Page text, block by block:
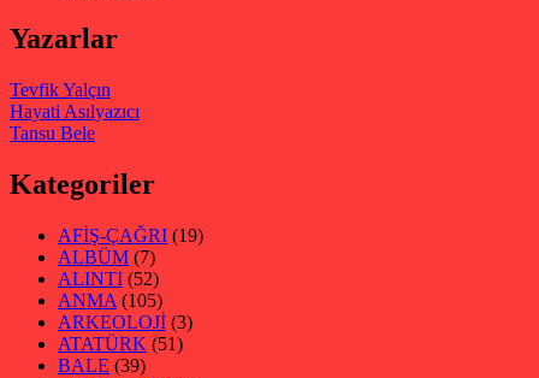
Yazarlar
Tevfik Yalçın
Hayati Asılyazıcı
Tansu Bele
Kategoriler
AFİŞ-ÇAĞRI (19)
ALBÜM (7)
ALINTI (52)
ANMA (105)
ARKEOLOJİ (3)
ATATÜRK (51)
BALE (39)